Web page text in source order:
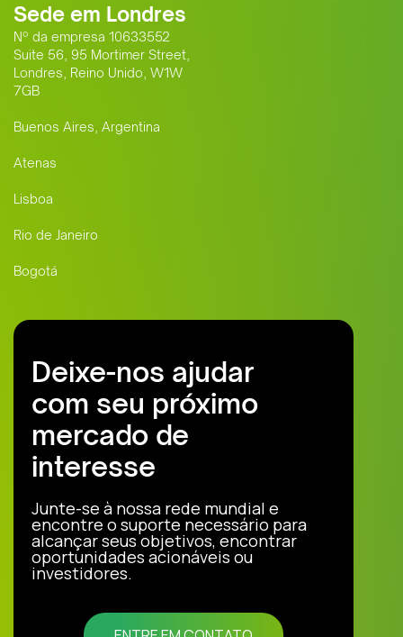
Sede em Londres
Nº da empresa 10633552
Suite 56, 95 Mortimer Street,
Londres, Reino Unido, W1W
7GB
Buenos Aires, Argentina
Atenas
Lisboa
Rio de Janeiro
Bogotá
Deixe-nos ajudar
com seu próximo
mercado de
interesse
Junte-se à nossa rede mundial e
encontre o suporte necessário para
alcançar seus objetivos, encontrar
oportunidades acionáveis ou
investidores.